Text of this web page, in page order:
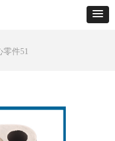
设置到对象的实例。
零件51